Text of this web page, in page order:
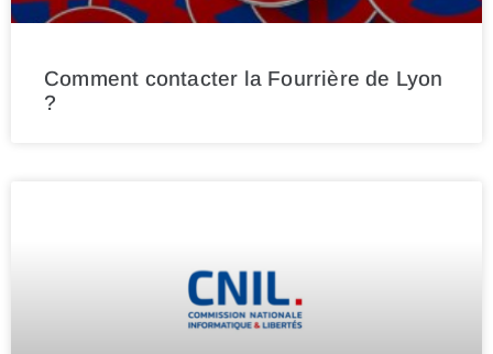
Comment contacter la Fourrière de Lyon
?